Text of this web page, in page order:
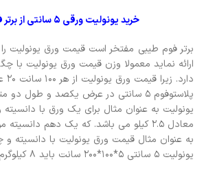
خرید یونولیت ورقی 5 سانتی از برتر فوم طیبی
برتر فوم طیبی مفتخر است قیمت ورق یونولیت
ارائه نماید معمولا وزن قیمت ورق یونولیت با
پلاستوفوم 5 سانتی در عرض یکصد و
معادل 2.5 کیلو می باشد. که یک دهم
یونولیت 5 سانتی 5*100*200 سانت باید 8 کیلوگرم باشد.